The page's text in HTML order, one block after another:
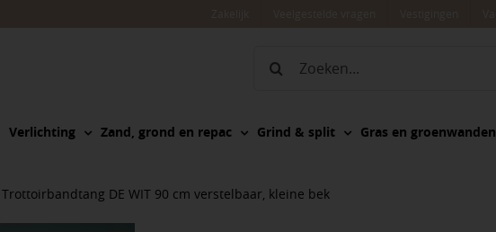
Zoeken
Verlichting Zand, grond en repac Grind & split Gras en groenwanden
Trottoirbandtang DE WIT 90 cm verstelbaar, kleine bek